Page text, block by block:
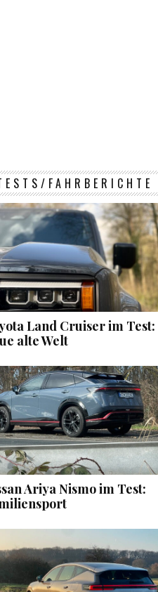
FAHRBERICHTE
Land Cruiser im Test:
alte Welt
Ariya Nismo im Test: